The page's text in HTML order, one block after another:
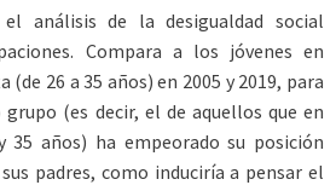
análisis de la desigualdad social
Compara a los jóvenes en
26 a 35 años) en 2005 y 2019, para
(es decir, el de aquellos que en
35 años) ha empeorado su posición
padres, como induciría a pensar el